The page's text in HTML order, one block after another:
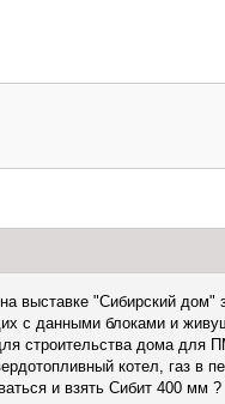
выставке "Сибирский
с данными блоками и
строительства дома
котел, газ в
и взять Сибит 400 мм ?